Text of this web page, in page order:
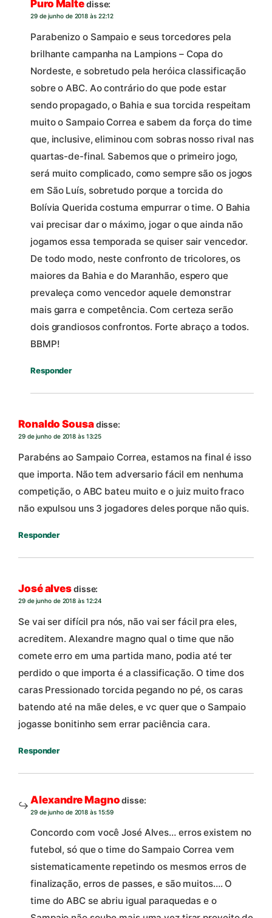
Puro Maltedisse:
29 de junho de 2018 às 22:12
Parabenizo o Sampaio e seus torcedores pela
brilhante campanha na Lampions – Copa do
Nordeste, e sobretudo pela heróica classificação
sobre o ABC. Ao contrário do que pode estar
sendo propagado, o Bahia e sua torcida respeitam
muito o Sampaio Correa e sabem da força do time
que, inclusive, eliminou com sobras nosso rival nas
quartas-de-final. Sabemos que o primeiro jogo,
será muito complicado, como sempre são os jogos
em São Luís, sobretudo porque a torcida do
Bolívia Querida costuma empurrar o time. O Bahia
vai precisar dar o máximo, jogar o que ainda não
jogamos essa temporada se quiser sair vencedor.
De todo modo, neste confronto de tricolores, os
maiores da Bahia e do Maranhão, espero que
prevaleça como vencedor aquele demonstrar
mais garra e competência. Com certeza serão
dois grandiosos confrontos. Forte abraço a todos.
BBMP!
Responder
Ronaldo Sousadisse:
29 de junho de 2018 às 13:25
Parabéns ao Sampaio Correa, estamos na final é isso
que importa. Não tem adversario fácil em nenhuma
competição, o ABC bateu muito e o juiz muito fraco
não expulsou uns 3 jogadores deles porque não quis.
Responder
José alvesdisse:
29 de junho de 2018 às 12:24
Se vai ser difícil pra nós, não vai ser fácil pra eles,
acreditem. Alexandre magno qual o time que não
comete erro em uma partida mano, podia até ter
perdido o que importa é a classificação. O time dos
caras Pressionado torcida pegando no pé, os caras
batendo até na mãe deles, e vc quer que o Sampaio
jogasse bonitinho sem errar paciência cara.
Responder
Alexandre Magno disse:
29 de junho de 2018 às 15:59
Concordo com você José Alves… erros existem no
futebol, só que o time do Sampaio Correa vem
sistematicamente repetindo os mesmos erros de
finalização, erros de passes, e são muitos…. O
time do ABC se abriu igual paraquedas e o